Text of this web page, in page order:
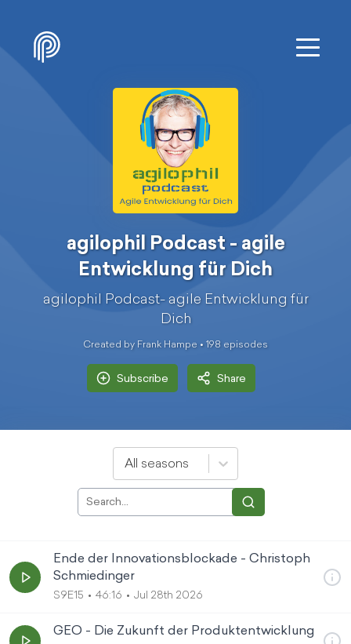
agilophil Podcast - agile
Entwicklung für Dich
agilophil Podcast- agile Entwicklung für
Dich
Created by Frank Hampe • 198 episodes
Subscribe Share
All seasons
Ende der Innovationsblockade - Christoph
Schmiedinger
S9E15 46:16 Jul 28th 2026
GEO - Die Zukunft der Produktentwicklung